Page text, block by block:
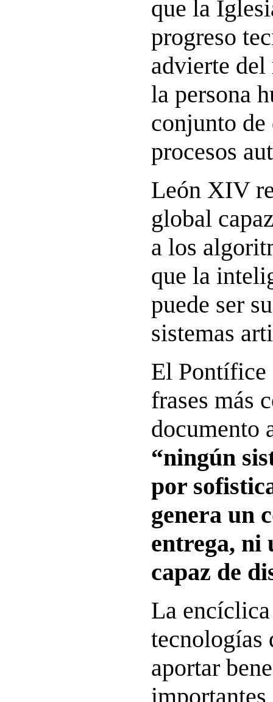
que la
progreso
advierte
la persona
conjunto
procesos
León XIV
global
a los
que la
puede ser
sistemas
El Pontífice
frases más
documento
“ningún
por
genera un
entrega, ni
capaz de
La
tecnologías
aportar